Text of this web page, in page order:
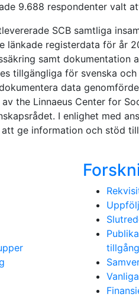
9.688 respondenter valt
SCB samtliga
länkade registerdata för år
samt dokumentation
tillgängliga för svenska
data
the Linnaeus Center for
I enlighet med
ge information och stöd
tillgång